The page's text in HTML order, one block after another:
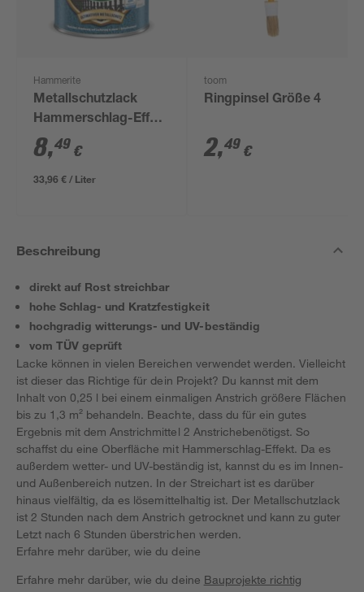
Hammerite
Metallschutzlack
Hammerschlag-Effekt
dunkelgrün 250 ml
8,49 €
33,96 € / Liter
toom
Ringpinsel Größe 4
2,49 €
Beschreibung
direkt auf Rost streichbar
hohe Schlag- und Kratzfestigkeit
hochgradig witterungs- und UV-beständig
vom TÜV geprüft
Lacke können in vielen Bereichen verwendet werden. Vielleicht
ist dieser das Richtige für dein Projekt? Du kannst mit dem
Inhalt von 0,25 l bei einem einmaligen Anstrich größere Flächen
bis zu 1,3 m² behandeln. Beachte, dass du für ein gutes
Ergebnis mit dem Anstrichmittel 2 Anstrichebenötigst. So
schaffst du eine Oberfläche mit Hammerschlag-Effekt. Da es
außerdem wetter- und UV-beständig ist, kannst du es im Innen-
und Außenbereich nutzen. In der Streichart ist es darüber
hinaus vielfältig, da es lösemittelhaltig ist. Der Metallschutzlack
ist 2 Stunden nach dem Anstrich getrocknet und kann zu guter
Letzt nach 6 Stunden überstrichen werden.
Erfahre mehr darüber, wie du deine
Erfahre mehr darüber, wie du deine Bauprojekte richtig